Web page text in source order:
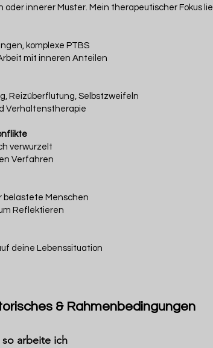
innerer Muster. Mein therapeutischer Fokus
komplexe PTBS
mit inneren Anteilen
Reizüberflutung, Selbstzweifeln
Verhaltenstherapie
verwurzelt
Verfahren
belastete Menschen
Reflektieren
deine Lebenssituation
& Rahmenbedingungen
arbeite ich